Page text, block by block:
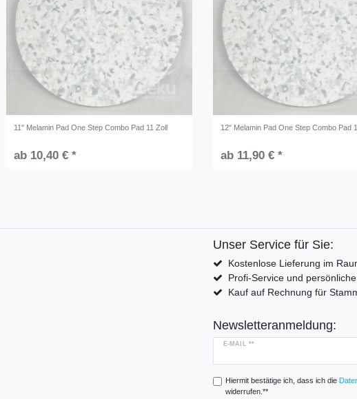
11" Melamin Pad One Step Combo Pad 11 Zoll
ab 10,40 € *
12" Melamin Pad One Step Combo Pad
ab 11,90 € *
Unser Service für Sie:
Kostenlose Lieferung im
Profi-Service und
Kauf auf Rechnung für
Newsletteranmeldung:
E-MAIL **
Hiermit bestätige ich, dass ich die
widerrufen.**